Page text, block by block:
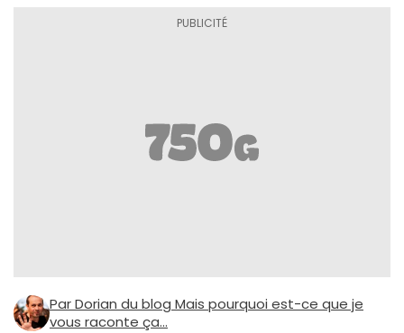
Par Dorian du blog Mais pourquoi est-ce que je
vous raconte ça...